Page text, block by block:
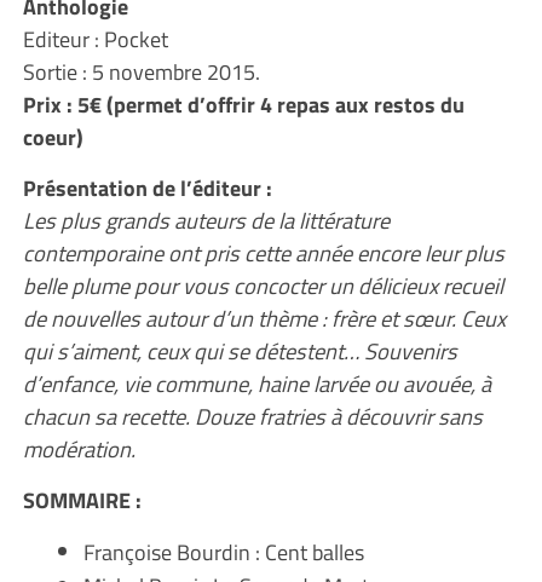
Editeur : Pocket
Sortie : 5 novembre 2015.
Prix : 5€ (permet d’offrir 4 repas aux restos du
coeur)
Présentation de l’éditeur :
Les plus grands auteurs de la littérature
contemporaine ont pris cette année encore leur plus
belle plume pour vous concocter un délicieux recueil
de nouvelles autour d’un thème : frère et sœur. Ceux
qui s’aiment, ceux qui se détestent… Souvenirs
d’enfance, vie commune, haine larvée ou avouée, à
chacun sa recette. Douze fratries à découvrir sans
modération.
SOMMAIRE :
Françoise Bourdin : Cent balles